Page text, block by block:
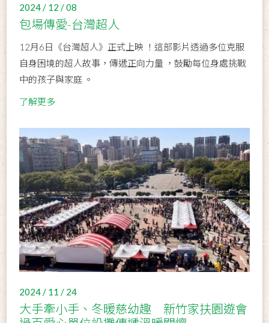
2024 / 12 / 08
包場傳愛-台灣超人
12月6日《台灣超人》正式上映 ！這部影片透過多位克服
自身困境的超人故事，傳遞正向力量 ，鼓勵每位身處挑戰
中的孩子與家庭 。
了解更多
2024 / 11 / 24
大手牽小手、冬暖慈幼趣 新竹家扶園遊會